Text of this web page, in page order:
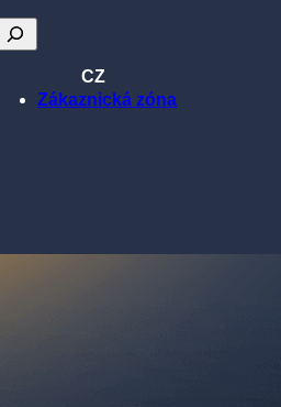
Hledat
CZ
Zákaznická zóna